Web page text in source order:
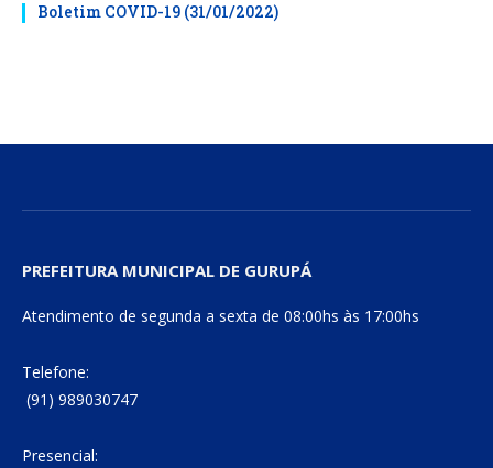
Boletim COVID-19 (31/01/2022)
PREFEITURA MUNICIPAL DE GURUPÁ
Atendimento de segunda a sexta de 08:00hs às 17:00hs
Telefone:
(91) 989030747
Presencial: